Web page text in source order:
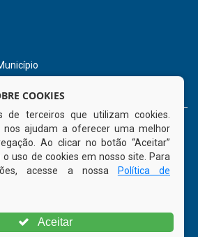
60
às 14:00hs
COOKIES
de terceiros que utilizam cookies.
nos ajudam a oferecer uma melhor
Ao clicar no botão “Aceitar”
uso de cookies em nosso site. Para
acesse a nossa
Política de
Aceitar